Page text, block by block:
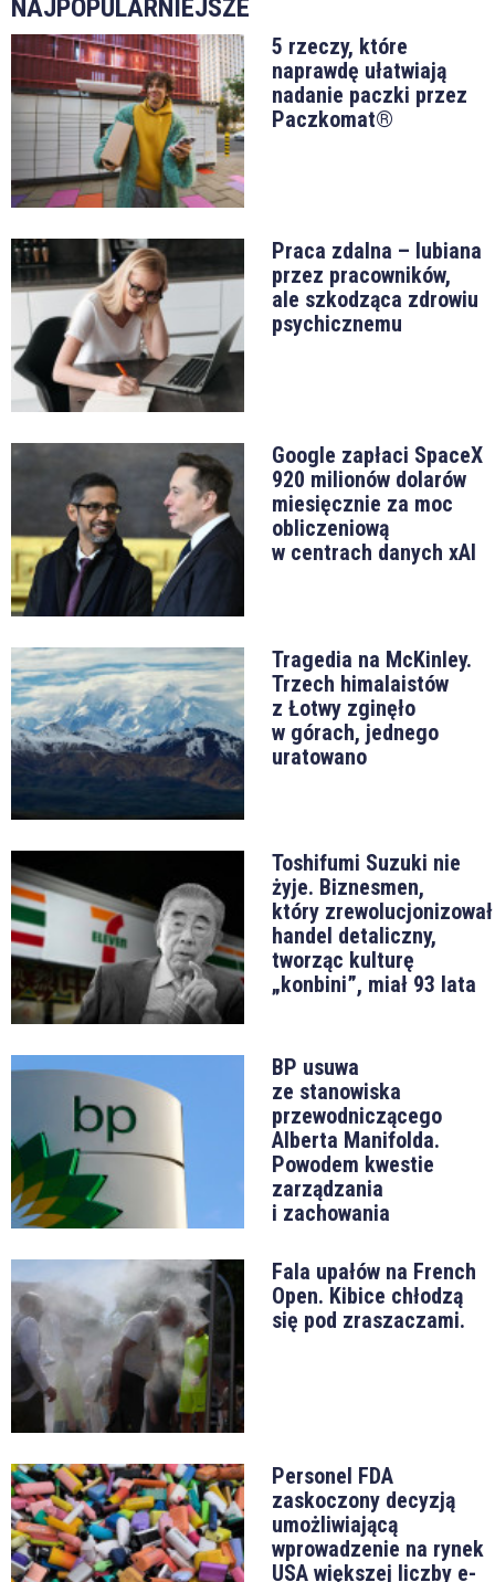
NAJPOPULARNIEJSZE
5 rzeczy, które
naprawdę ułatwiają
nadanie paczki przez
Paczkomat®
Praca zdalna – lubiana
przez pracowników,
ale szkodząca zdrowiu
psychicznemu
Google zapłaci SpaceX
920 milionów dolarów
miesięcznie za moc
obliczeniową
w centrach danych xAI
Tragedia na McKinley.
Trzech himalaistów
z Łotwy zginęło
w górach, jednego
uratowano
Toshifumi Suzuki nie
żyje. Biznesmen,
który zrewolucjonizował
handel detaliczny,
tworząc kulturę
„konbini”, miał 93 lata
BP usuwa
ze stanowiska
przewodniczącego
Alberta Manifolda.
Powodem kwestie
zarządzania
i zachowania
Fala upałów na French
Open. Kibice chłodzą
się pod zraszaczami.
Personel FDA
zaskoczony decyzją
umożliwiającą
wprowadzenie na rynek
USA większej liczby e-